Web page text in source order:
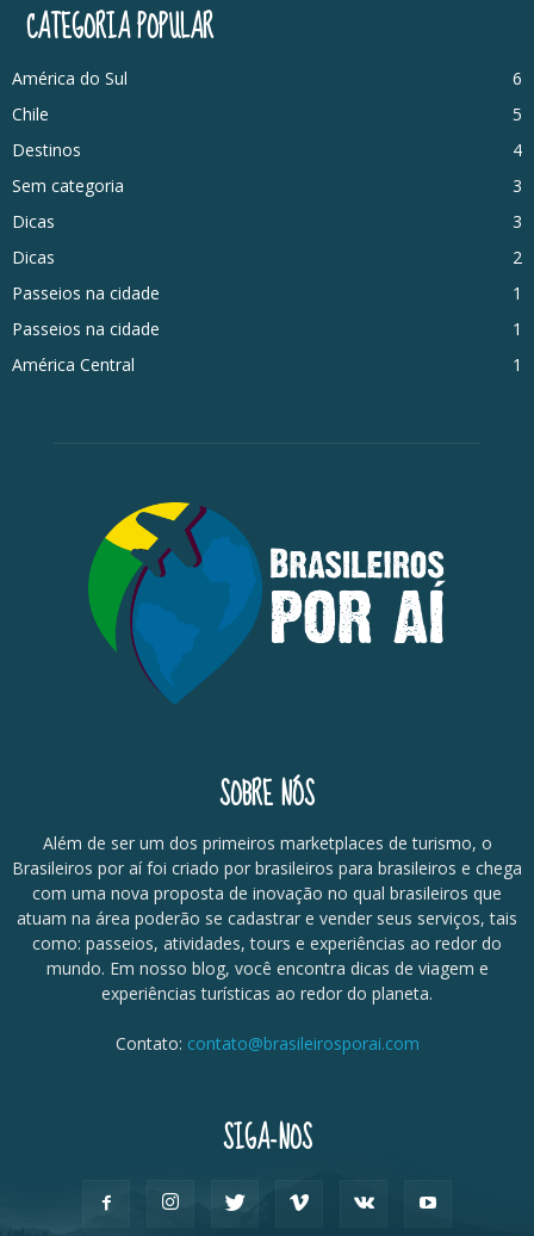
CATEGORIA POPULAR
América do Sul
6
Chile
5
Destinos
4
Sem categoria
3
Dicas
3
Dicas
2
Passeios na cidade
1
Passeios na cidade
1
América Central
1
SOBRE NÓS
Além de ser um dos primeiros marketplaces de turismo, o
Brasileiros por aí foi criado por brasileiros para brasileiros e chega
com uma nova proposta de inovação no qual brasileiros que
atuam na área poderão se cadastrar e vender seus serviços, tais
como: passeios, atividades, tours e experiências ao redor do
mundo. Em nosso blog, você encontra dicas de viagem e
experiências turísticas ao redor do planeta.
Contato: contato@brasileirosporai.com
SIGA-NOS